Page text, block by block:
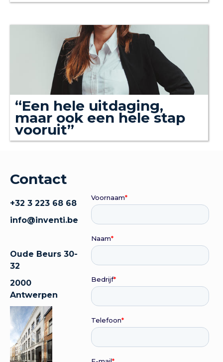
“Een hele uitdaging,
maar ook een hele stap
vooruit”
Contact
+32 3 223 68 68
info@inventi.be
Oude Beurs 30-
32
2000
Antwerpen